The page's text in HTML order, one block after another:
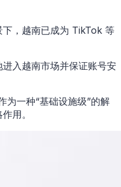
，越南已成为 TikTok 等
入越南市场并保证账号安
为一种“基础设施级”的解
用。